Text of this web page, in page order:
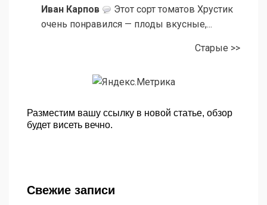
Иван Карпов
Этот сорт томатов Хрустик
очень понравился — плоды вкусные,...
Старые >>
Разместим вашу ссылку в новой статье, обзор
будет висеть вечно.
Свежие записи